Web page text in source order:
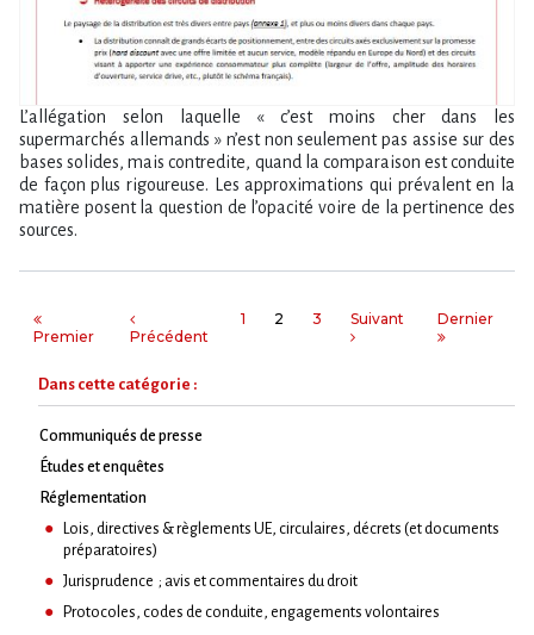
L’allégation selon laquelle « c’est moins cher dans les
supermarchés allemands » n’est non seulement pas assise sur des
bases solides, mais contredite, quand la comparaison est conduite
de façon plus rigoureuse. Les approximations qui prévalent en la
matière posent la question de l’opacité voire de la pertinence des
sources.
Premier Précédent
1 2 3 Suivant Dernier
Dans cette catégorie :
Communiqués de presse
Études et enquêtes
Réglementation
Lois, directives & règlements UE, circulaires, décrets (et documents
préparatoires)
Jurisprudence ; avis et commentaires du droit
Protocoles, codes de conduite, engagements volontaires